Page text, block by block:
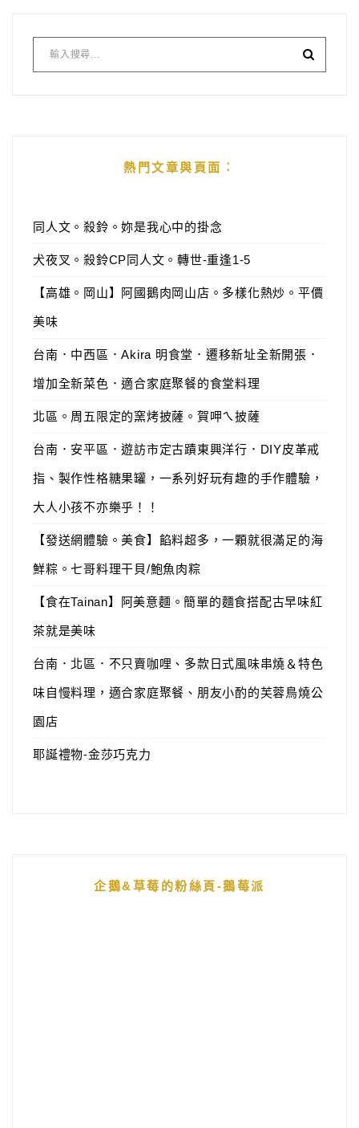
熱門文章與頁面︰
同人文。殺鈴。妳是我心中的掛念
犬夜叉。殺鈴CP同人文。轉世-重逢1-5
【高雄。岡山】阿國鵝肉岡山店。多樣化熱炒。平價
美味
台南．中西區．Akira 明食堂．遷移新址全新開張．
增加全新菜色．適合家庭聚餐的食堂料理
北區。周五限定的窯烤披薩。賀呷ㄟ披薩
台南．安平區．遊訪市定古蹟東興洋行．DIY皮革戒
指、製作性格糖果罐，一系列好玩有趣的手作體驗，
大人小孩不亦樂乎！！
【發送網體驗。美食】餡料超多，一顆就很滿足的海
鮮粽。七哥料理干貝/鮑魚肉粽
【食在Tainan】阿美意麵。簡單的麵食搭配古早味紅
茶就是美味
台南．北區．不只賣咖哩、多款日式風味串燒＆特色
味自慢料理，適合家庭聚餐、朋友小酌的芙蓉鳥燒公
園店
耶誕禮物-金莎巧克力
企鵝&草莓的粉絲頁-鵝莓派